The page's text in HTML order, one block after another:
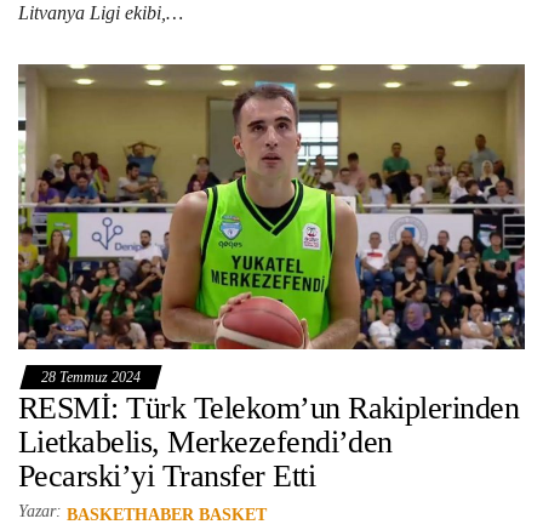
Litvanya Ligi ekibi,…
28 Temmuz 2024
RESMİ: Türk Telekom’un Rakiplerinden
Lietkabelis, Merkezefendi’den
Pecarski’yi Transfer Etti
Yazar: BASKETHABER BASKET